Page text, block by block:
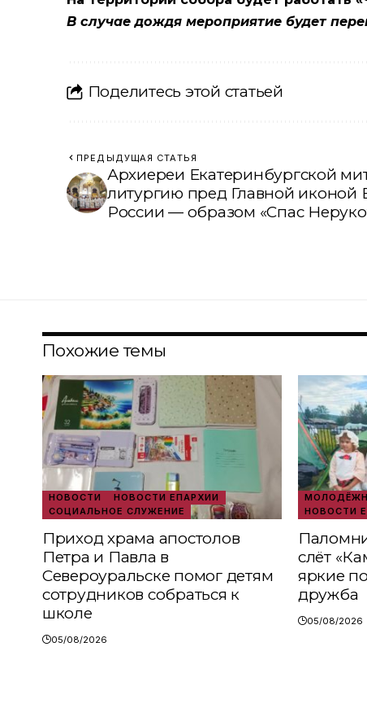
В случае дождя мероприятие будет
Поделитесь этой статьей
ПРЕДЫДУЩАЯ СТАТЬЯ
Архиереи Екатеринбургской
литургию пред Главной
России — образом «Спас
Похожие темы
НОВОСТИ
НОВОСТИ ЕПАРХИИ
СОЦИАЛЬНОЕ СЛУЖЕНИЕ
Приход храма апостолов
Петра и Павла в
Североуральске помог детям
сотрудников собраться к
школе
05/08/2026
НОВОСТИ
слёт
яркие
дружба
05/08/2026